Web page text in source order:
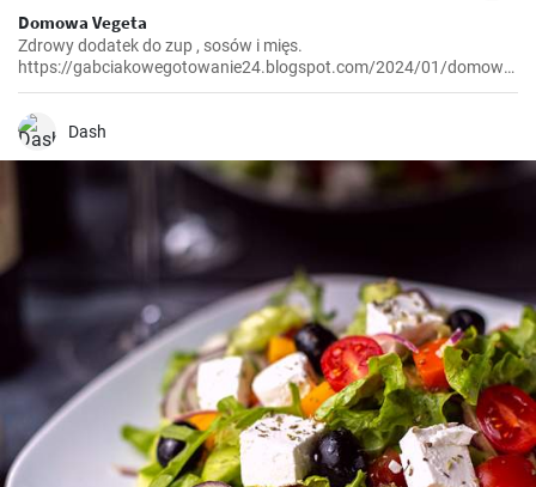
Domowa Vegeta
Zdrowy dodatek do zup , sosów i mięs.
https://gabciakowegotowanie24.blogspot.com/2024/01/domowa-
vegeta.html
Dash